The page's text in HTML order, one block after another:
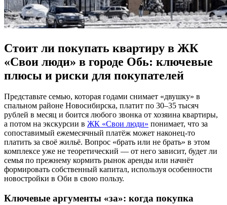
Стоит ли покупать квартиру в ЖК
«Свои люди» в городе Обь: ключевые
плюсы и риски для покупателей
Представьте семью, которая годами снимает «двушку» в
спальном районе Новосибирска, платит по 30–35 тысяч
рублей в месяц и боится любого звонка от хозяина квартиры,
а потом на экскурсии в ЖК «Свои люди» понимает, что за
сопоставимый ежемесячный платёж может наконец-то
платить за своё жильё. Вопрос «брать или не брать» в этом
комплексе уже не теоретический — от него зависит, будет ли
семья по прежнему кормить рынок аренды или начнёт
формировать собственный капитал, используя особенности
новостройки в Оби в свою пользу.
Ключевые аргументы «за»: когда покупка